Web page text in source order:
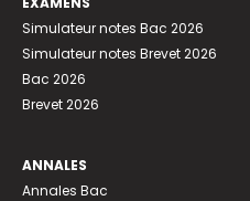
Simulateur notes Bac 2026
Simulateur notes Brevet 2026
Bac 2026
Brevet 2026
ANNALES
Annales Bac